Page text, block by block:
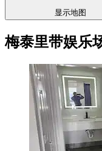
显示地图
梅泰里带娱乐